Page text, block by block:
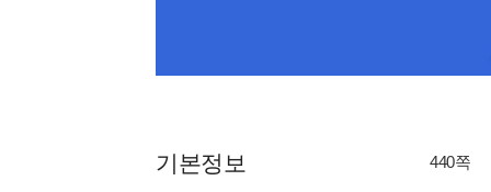
기본정보 440쪽